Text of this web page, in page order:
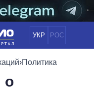
УКР РОС
›Политика
о